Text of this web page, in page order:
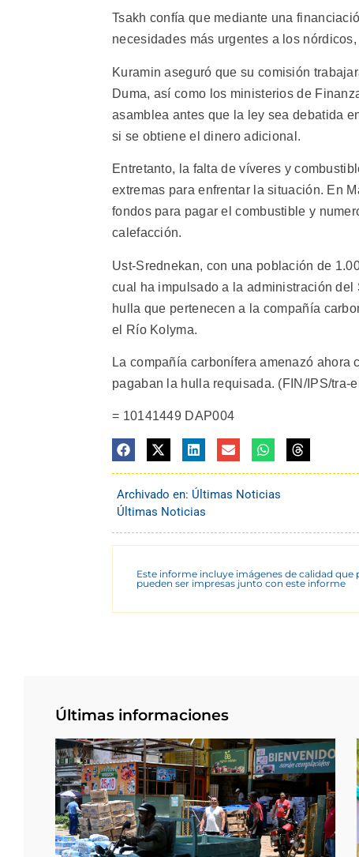
Tsakh confía que mediante una
necesidades más urgentes a los
Kuramin aseguró que su comisión
Duma, así como los ministerios de
asamblea antes que la ley sea debatida
si se obtiene el dinero adicional.
Entretanto, la falta de víveres y
extremas para enfrentar la situación. En
fondos para pagar el combustible y
calefacción.
Ust-Srednekan, con una población de
cual ha impulsado a la administración
hulla que pertenecen a la compañía
el Río Kolyma.
La compañía carbonífera amenazó
pagaban la hulla requisada. (FIN/IPS/tra-
= 10141449 DAP004
Archivado en: Últimas Noticias
Últimas Noticias
Este informe incluye imágenes de calidad que
pueden ser impresas junto con este informe
Últimas informaciones